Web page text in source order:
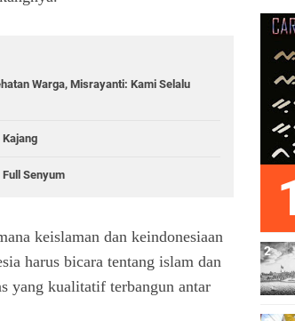
Warga, Misrayanti: Kami Selalu
Senyum
keislaman dan keindonesiaan
harus bicara tentang islam dan
yang kualitatif terbangun antar